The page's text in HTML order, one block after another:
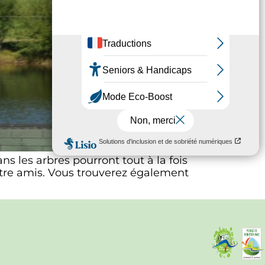
les arbres pourront tout à la fois
amis. Vous trouverez également